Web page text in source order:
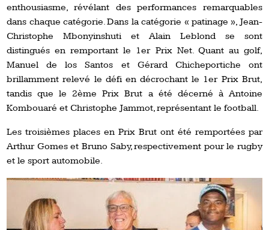
enthousiasme, révélant des performances remarquables
dans chaque catégorie. Dans la catégorie « patinage », Jean-
Christophe Mbonyinshuti et Alain Leblond se sont
distingués en remportant le 1er Prix Net. Quant au golf,
Manuel de los Santos et Gérard Chicheportiche ont
brillamment relevé le défi en décrochant le 1er Prix Brut,
tandis que le 2ème Prix Brut a été décerné à Antoine
Kombouaré et Christophe Jammot, représentant le football.
Les troisièmes places en Prix Brut ont été remportées par
Arthur Gomes et Bruno Saby, respectivement pour le rugby
et le sport automobile.